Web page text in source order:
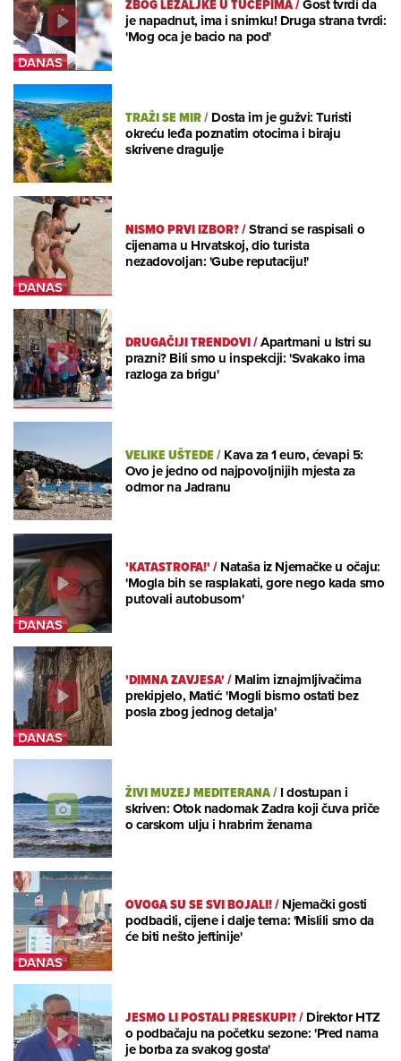
ZBOG LEŽALJKE U TUČEPIMA/Gost tvrdi da
je napadnut, ima i snimku! Druga strana tvrdi:
'Mog oca je bacio na pod'
TRAŽI SE MIR/Dosta im je gužvi: Turisti
okreću leđa poznatim otocima i biraju
skrivene dragulje
NISMO PRVI IZBOR?/Stranci se raspisali o
cijenama u Hrvatskoj, dio turista
nezadovoljan: 'Gube reputaciju!'
DRUGAČIJI TRENDOVI/Apartmani u Istri su
prazni? Bili smo u inspekciji: 'Svakako ima
razloga za brigu'
VELIKE UŠTEDE/Kava za 1 euro, ćevapi 5:
Ovo je jedno od najpovoljnijih mjesta za
odmor na Jadranu
'KATASTROFA!'/Nataša iz Njemačke u očaju:
'Mogla bih se rasplakati, gore nego kada smo
putovali autobusom'
'DIMNA ZAVJESA'/Malim iznajmljivačima
prekipjelo, Matić: 'Mogli bismo ostati bez
posla zbog jednog detalja'
ŽIVI MUZEJ MEDITERANA/I dostupan i
skriven: Otok nadomak Zadra koji čuva priče
o carskom ulju i hrabrim ženama
OVOGA SU SE SVI BOJALI!/Njemački gosti
podbacili, cijene i dalje tema: 'Mislili smo da
će biti nešto jeftinije'
JESMO LI POSTALI PRESKUPI?/Direktor HTZ
o podbačaju na početku sezone: 'Pred nama
je borba za svakog gosta'